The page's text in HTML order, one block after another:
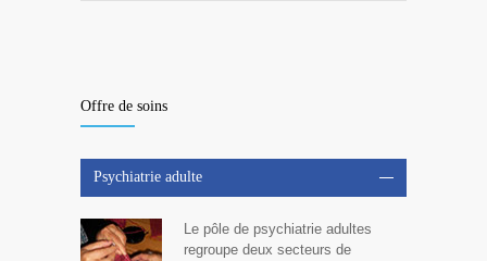
Offre de soins
Psychiatrie adulte
Le pôle de psychiatrie adultes
regroupe deux secteurs de